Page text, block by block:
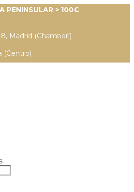
PENINSULAR > 100€
Madrid (Chamberí)
(Centro)